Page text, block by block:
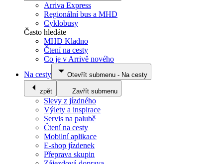
Arriva Express
Regionální bus a MHD
Cyklobusy
Často hledáte
MHD Kladno
Čtení na cesty
Co je v Arrivě nového
Na cesty
Otevřít submenu - Na cesty
zpět Zavřít submenu
Slevy z jízdného
Výlety a inspirace
Servis na palubě
Čtení na cesty
Mobilní aplikace
E-shop jízdenek
Přeprava skupin